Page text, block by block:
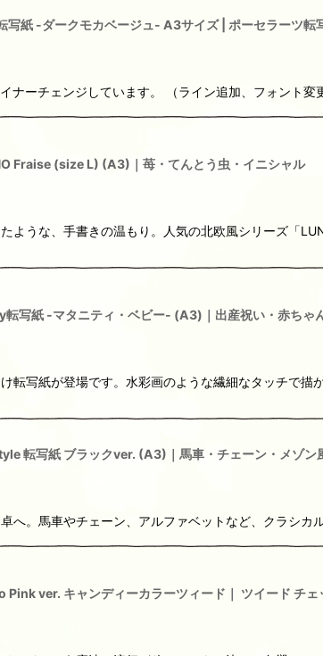
写紙 -ダークモカベージュ- A3サイズ | ポーセラーツ転
ナーチェンジしています。 （ライン追加、フォント
Fraise (size L) (A3)｜苺・てんとう虫・イニシャル
ような、手書きの温もり。人気の北欧風シリーズ「
転写紙 -マタニティ・ベビー- (A3)｜出産祝い・赤ちゃ
転写紙が登場です。水彩画のような繊細なタッチで
転写紙 ブラックver. (A3)｜馬車・チェーン・メゾン
へ。馬車やチェーン、アルファベットなど、クラシ
Pink ver. キャンディーカラーツィード｜ ツイード チェ